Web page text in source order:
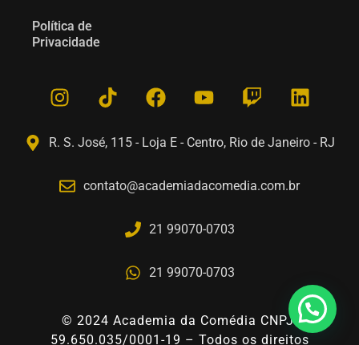
Política de
Privacidade
R. S. José, 115 - Loja E - Centro, Rio de Janeiro - RJ
contato@academiadacomedia.com.br
21 99070-0703
21 99070-0703
© 2024 Academia da Comédia CNPJ:
59.650.035/0001-19 – Todos os direitos